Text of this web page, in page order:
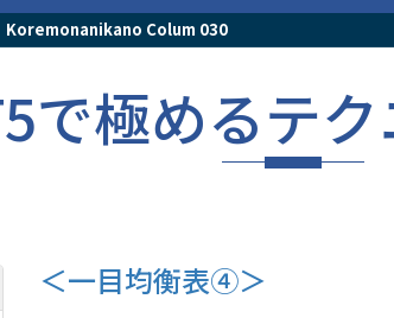
Koremonanikano Colum 030
で極めるテ
＜一目均衡表④＞